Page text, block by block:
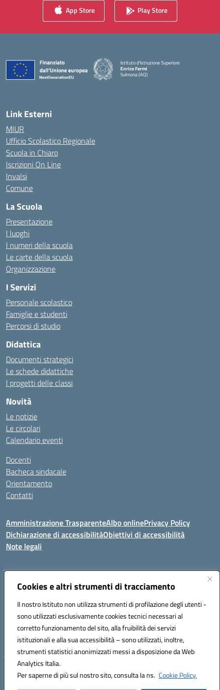
Cookies e altri strumenti di tracciamento
Il nostro Istituto non utilizza strumenti di profilazione degli utenti -
sono utilizzati esclusivamente cookies tecnici necessari al
corretto funzionamento del sito, alla fruibilità dei servizi
istituzionali e alla sua accessibilità – sono utilizzati, inoltre,
strumenti statistici anonimizzati messi a disposizione da Web
Analytics Italia.
Per saperne di più sul nostro sito, consulta la ns. Cookie Policy.
App Store Play Store
Istituto d'Istruzione Superiore
Enrico Fermi
Sulmona (AQ)
Link Esterni
MIUR
Ufficio Scolastico Regionale
Scuola in Chiaro
Iscrizioni On Line
Invalsi
Comune
La Scuola
Presentazione
I luoghi
I numeri della scuola
Le carte della scuola
Organizzazione
I Servizi
Personale scolastico
Famiglie e studenti
Percorsi di studio
Didattica
Documenti strategici
Le schede didattiche
I progetti delle classi
Novità
Le notizie
Le circolari
Calendario eventi
Docenti
Bacheca sindacale
Orientamento
Contatti
Amministrazione TrasparenteAlbo onlinePrivacy Policy
Dichiarazione di accessibilitàObiettivi di accessibilità
Note legali
Indirizzo:Viale P. Togliatti snc 67039 Sulmona (AQ)
Posta elettronica certificata (PEC):aqis01900g@pec.istruzione.it
Codice fiscale: 92025400661
Codice meccanografico: AQIS01900G
Hosting & Powered by 3D Solution S.r.l.
Concept & Design by Designers Italia